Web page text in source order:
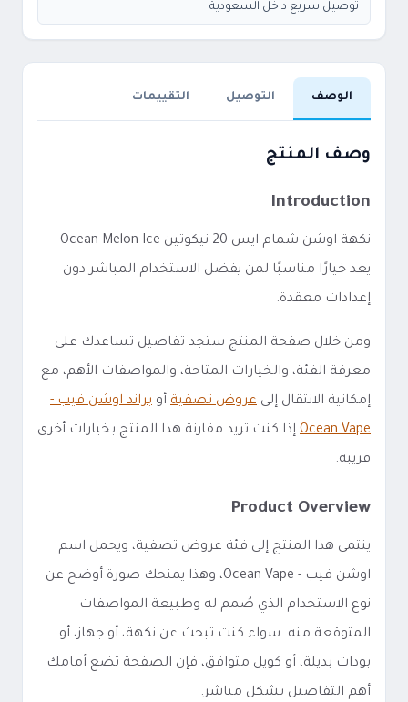
توصيل سريع داخل السعودية
الوصف التوصيل التقييمات
وصف المنتج
Introduction
نكهة اوشن شمام ايس 20 نيكوتين Ocean Melon Ice
يعد خيارًا مناسبًا لمن يفضل الاستخدام المباشر دون
إعدادات معقدة.
ومن خلال صفحة المنتج ستجد تفاصيل تساعدك على
معرفة الفئة، والخيارات المتاحة، والمواصفات الأهم، مع
إمكانية الانتقال إلى عروض تصفية أو براند اوشن فيب -
Ocean Vape إذا كنت تريد مقارنة هذا المنتج بخيارات أخرى
قريبة.
Product Overview
ينتمي هذا المنتج إلى فئة عروض تصفية، ويحمل اسم
اوشن فيب - Ocean Vape، وهذا يمنحك صورة أوضح عن
نوع الاستخدام الذي صُمم له وطبيعة المواصفات
المتوقعة منه. سواء كنت تبحث عن نكهة، أو جهاز، أو
بودات بديلة، أو كويل متوافق، فإن الصفحة تضع أمامك
أهم التفاصيل بشكل مباشر.